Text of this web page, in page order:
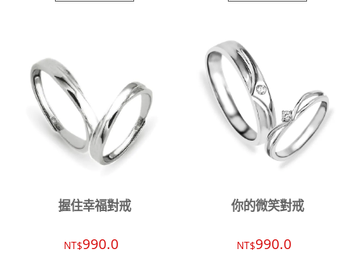
握住幸福對戒
NT$990.0
你的微笑對戒
NT$990.0